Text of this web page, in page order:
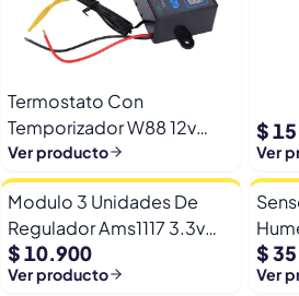
Termostato Con
Temporizador W88 12v
Automatico Frio Calor
Ver producto
$
Ver
Modulo 3 Unidades De
Regulador Ams1117 3.3v
Yp-8 Con Pines
$ 10.900
Ver producto
$
Ver